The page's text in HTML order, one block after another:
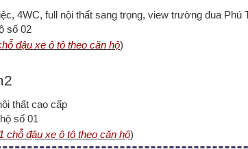
4WC, full nội thất sang trọng, view trường đua Phú
số 02
đậu xe ô tô theo căn hộ)
thất cao cấp
số 01
1 chỗ đậu xe ô tô theo căn hộ)